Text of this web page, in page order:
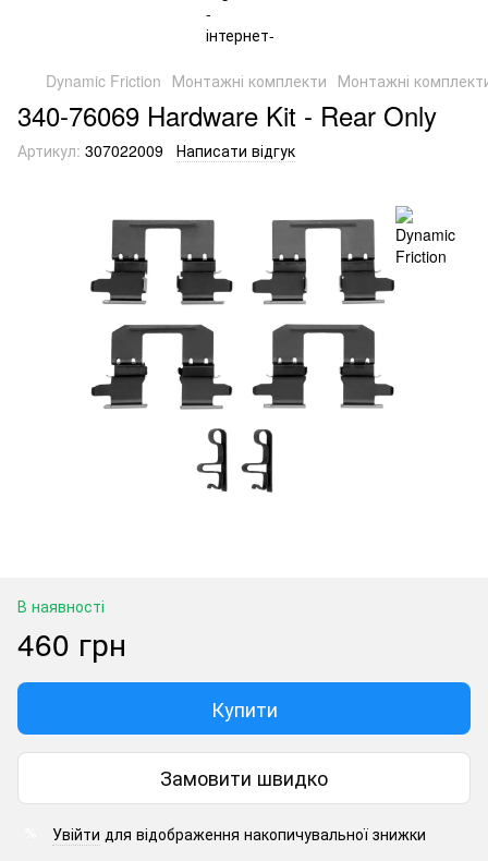
Dynamic Friction Монтажні комплекти Монтажні
340-76069 Hardware Kit - Rear Only
Артикул: 307022009 Написати відгук
В наявності
460 грн
Купити
Замовити швидко
Увійти для відображення накопичувальної знижки